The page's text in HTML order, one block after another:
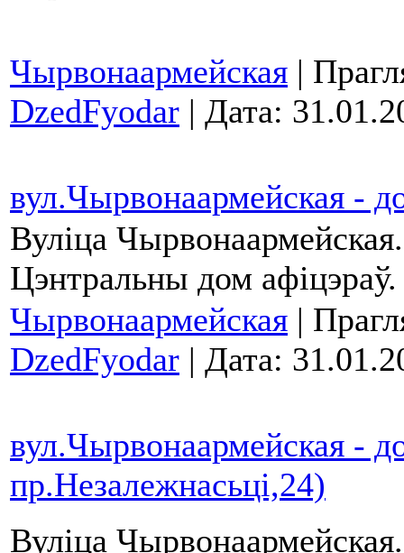
Чырвонаармейская |
DzedFyodar | Дата:
вул.Чырвонаармейская -
Вуліца
Цэнтральны дом афіцэраў.
Чырвонаармейская |
DzedFyodar | Дата:
вул.Чырвонаармейская -
пр.Незалежнасьці,24)
Вуліца